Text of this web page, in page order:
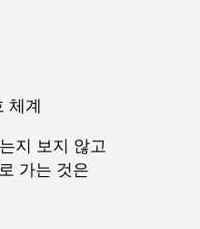
체계
지 보지 않고
가는 것은